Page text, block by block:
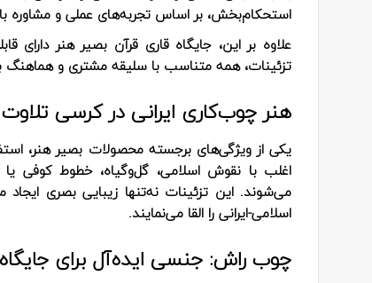
استحکام‌بخش، بر اساس تجربه‌های عملی و مشاوره
علاوه بر این، جایگاه قاری قرآن بصیر هنر
تزئینات، همه متناسب با سلیقه مشتری و
هنر چوب‌کاری ایرانی در کرسی
یکی از ویژگی‌های برجسته محصولات بصیر هنر،
اغلب با نقوش اسلامی، گل‌وگیاه، خطوط کوفی
می‌شوند. این تزئینات نه‌تنها زیبایی بصری
اسلامی-ایرانی را القا می‌نمایند.
چوب راش: جنسی ایده‌آل برای